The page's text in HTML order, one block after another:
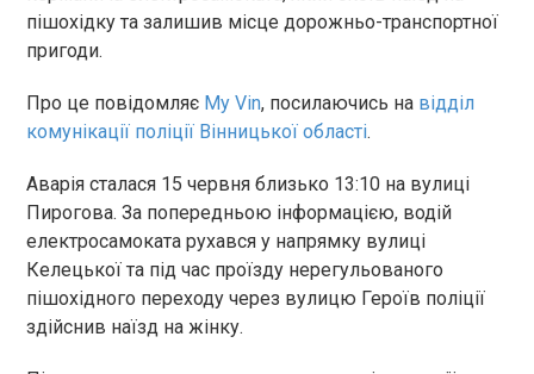
пішохідку та залишив місце дорожньо-транспортної
пригоди.
Про це повідомляє My Vin, посилаючись на відділ
комунікації поліції Вінницької області.
Аварія сталася 15 червня близько 13:10 на вулиці
Пирогова. За попередньою інформацією, водій
електросамоката рухався у напрямку вулиці
Келецької та під час проїзду нерегульованого
пішохідного переходу через вулицю Героїв поліції
здійснив наїзд на жінку.